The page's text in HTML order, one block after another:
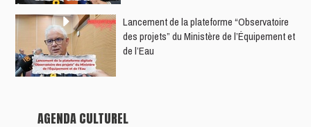
YASSAR présente son nouveau spectacle
"LAMHAYAB" à Rabat